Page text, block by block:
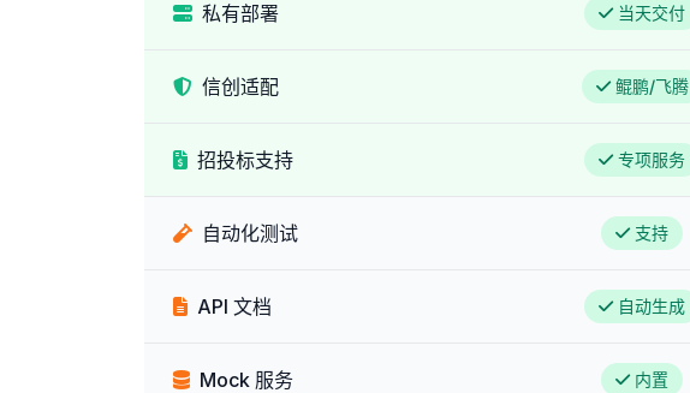
私有部署 当天交付
信创适配 鲲鹏/飞腾
招投标支持 专项服务
自动化测试 支持
API 文档 自动生成
Mock 服务 内置